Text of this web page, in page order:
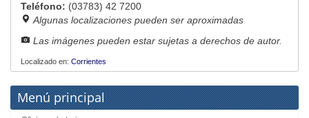
Teléfono: (03783) 42 7200
Algunas localizaciones pueden ser aproximadas
Las imágenes pueden estar sujetas a derechos de autor.
Localizado en: Corrientes
Menú principal